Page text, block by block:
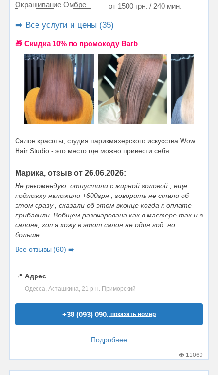
Окрашивание Омбре
от 1500 грн. / 240 мин.
➡️ Все услуги и цены (35)
🎁 Cкидка 10% по промокоду Barb
Салон красоты, студия парикмахерского искусства Wow
Hair Studio - это место где можно привести себя...
Марика, отзыв от 26.06.2026:
Не рекомендую, отпустили с жирной головой , еще
подложку наложили +600грн , говорить не стали об
этом сразу , сказали об этом вконце когда к оплате
прибавили. Вобщем разочарована как в мастере так и в
салоне, хотя хожу в этот салон не один год, но
больше...
Все отзывы (60) ➡️
📍 Адрес
Одесса, Асташкина, 21 р-н. Приморский
+38 (093) 090..показать номер
Подробнее
11069